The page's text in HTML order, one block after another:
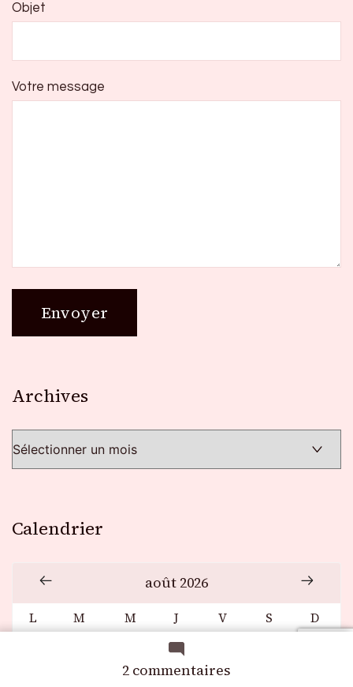
2 commentaires
Objet
Votre message
Archives
Calendrier
août 2026
L M M J V S D
5 6 7